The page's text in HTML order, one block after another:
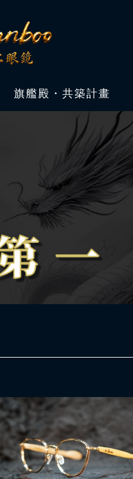
旗艦殿・共築計畫